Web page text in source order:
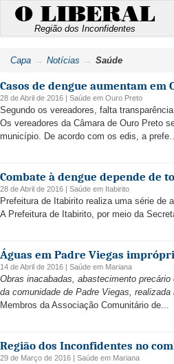
O LIBERAL
Região dos Inconfidentes
Capa Notícias Saúde
Casos de dengue aumentam em
28 de Abril de 2016 | Saúde em Ouro Preto
Segundo os vereadores, falta
Os vereadores da Câmara de Ouro Preto
município. De acordo com os edis, a
Combate à dengue depende de
28 de Abril de 2016 | Saúde em Itabirito
Prefeitura de Itabirito realiza uma série de
A Prefeitura de Itabirito, por meio da
Águas em Padre Viegas
14 de Abril de 2016 | Saúde em Mariana
Obras inacabadas, abastecimento
da comunidade de Padre Viegas, realizada
Membros da Associação Comunitário de...
Região dos Inconfidentes no
29 de Março de 2016 | Saúde em Mariana